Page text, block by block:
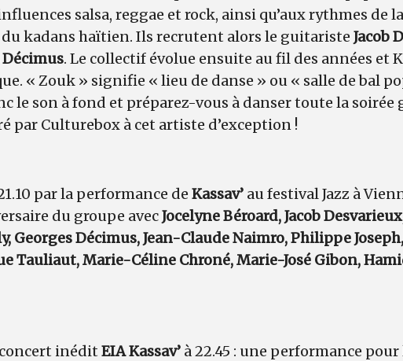
salsa, reggae et rock, ainsi qu’aux rythmes de
kadans haïtien. Ils recrutent alors le guitariste Jacob
Décimus. Le collectif évolue ensuite au fil des années et
« Zouk » signifie « lieu de danse » ou « salle de bal
le son à fond et préparez-vous à danser toute la soirée
par Culturebox à cet artiste d’exception !
par la performance de Kassav’ au festival Jazz à
du groupe avecJocelyne Béroard, Jacob
Georges Décimus, Jean-Claude Naimro, Philippe
Tauliaut, Marie-Céline Chroné, Marie-José Gibon,
inédit EIA Kassav’ à 22.45 : une performance